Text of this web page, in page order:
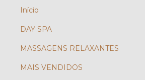
Início
DAY SPA
MASSAGENS RELAXANTES
MAIS VENDIDOS